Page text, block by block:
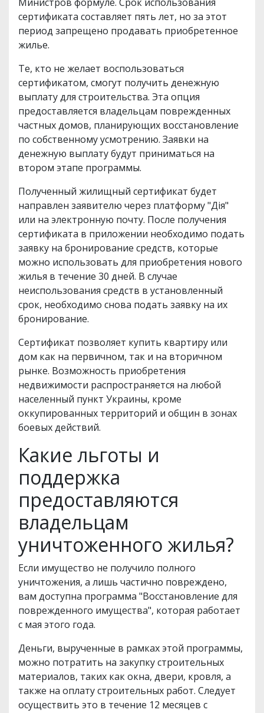
сертификата составляет пять лет, но за этот
период запрещено продавать приобретенное
жилье.
Те, кто не желает воспользоваться
сертификатом, смогут получить денежную
выплату для строительства. Эта опция
предоставляется владельцам поврежденных
частных домов, планирующих восстановление
по собственному усмотрению. Заявки на
денежную выплату будут приниматься на
втором этапе программы.
Полученный жилищный сертификат будет
направлен заявителю через платформу "Дія"
или на электронную почту. После получения
сертификата в приложении необходимо подать
заявку на бронирование средств, которые
можно использовать для приобретения нового
жилья в течение 30 дней. В случае
неиспользования средств в установленный
срок, необходимо снова подать заявку на их
бронирование.
Сертификат позволяет купить квартиру или
дом как на первичном, так и на вторичном
рынке. Возможность приобретения
недвижимости распространяется на любой
населенный пункт Украины, кроме
оккупированных территорий и общин в зонах
боевых действий.
Какие льготы и
поддержка
предоставляются
владельцам
уничтоженного жилья?
Если имущество не получило полного
уничтожения, а лишь частично повреждено,
вам доступна программа "Восстановление для
поврежденного имущества", которая работает
с мая этого года.
Деньги, вырученные в рамках этой программы,
можно потратить на закупку строительных
материалов, таких как окна, двери, кровля, а
также на оплату строительных работ. Следует
осуществить это в течение 12 месяцев с